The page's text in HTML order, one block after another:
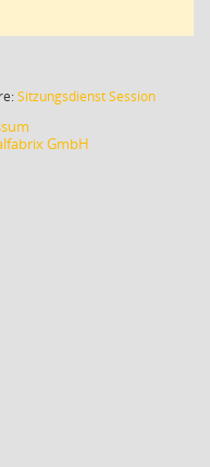
SitzungsdienstSession(Wird in
GmbH